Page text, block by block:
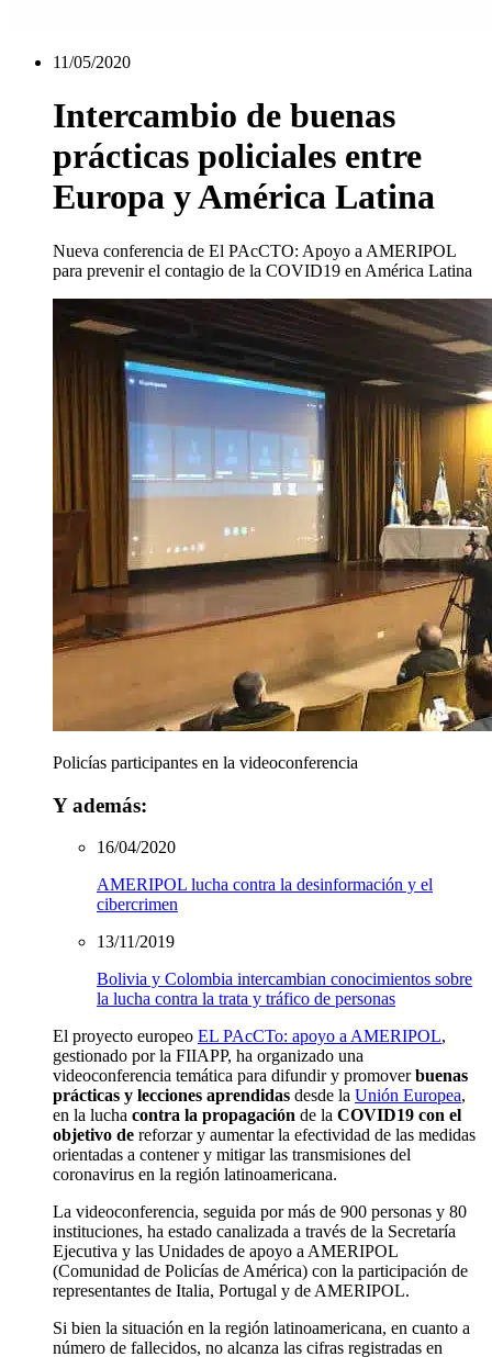
11/05/2020
Intercambio de buenas
prácticas policiales entre
Europa y América Latina
Nueva conferencia de El PAcCTO: Apoyo a AMERIPOL
para prevenir el contagio de la COVID19 en América Latina
Policías participantes en la videoconferencia
Y además:
16/04/2020
AMERIPOL lucha contra la desinformación y el
cibercrimen
13/11/2019
Bolivia y Colombia intercambian conocimientos sobre
la lucha contra la trata y tráfico de personas
El proyecto europeo EL PAcCTo: apoyo a AMERIPOL,
gestionado por la FIIAPP, ha organizado una
videoconferencia temática para difundir y promoverbuenas
prácticas y lecciones aprendidas desde la Unión Europea,
en la lucha contra la propagación de la COVID19 con el
objetivo de reforzar y aumentar la efectividad de las medidas
orientadas a contener y mitigar las transmisiones del
coronavirus en la región latinoamericana.
La videoconferencia, seguida por más de 900 personas y 80
instituciones, ha estado canalizada a través de la Secretaría
Ejecutiva y las Unidades de apoyo a AMERIPOL
(Comunidad de Policías de América) con la participación de
representantes de Italia, Portugal y de AMERIPOL.
Si bien la situación en la región latinoamericana, en cuanto a
número de fallecidos, no alcanza las cifras registradas en